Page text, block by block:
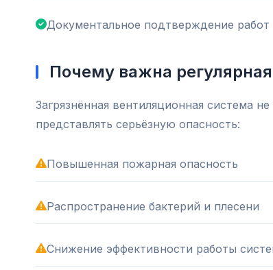
Документальное подтверждение
Почему важна
Загрязнённая вентиляционная система
представлять серьёзную опасность:
Повышенная пожарная опасность
Распространение бактерий и плесени
Снижение эффективности работы